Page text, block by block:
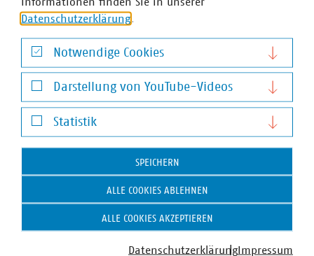
Wir halten Deutschland am Laufen – denn nichts
geschieht, wenn es nicht vor Ort passiert: Unser Beitrag
für heute und morgen: #Daseinsvorsorge. Unsere
Positionen:
www.vku.de
Ansprechpartner
Datenschutzerklärung
Notwendige Cookies
Notwendige Cookies
Darstellung von YouTube-Videos
Darstellung von YouTube-Videos
Statistik
Statistik
SPEICHERN
ALLE COOKIES ABLEHNEN
ALLE COOKIES AKZEPTIEREN
DatenschutzerklärungImpressum